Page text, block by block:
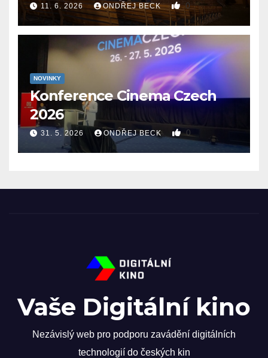
11. 6. 2026 ONDŘEJ BECK 0
NOVINKY
Konference Cinema Czech
2026
31. 5. 2026 ONDŘEJ BECK 0
Vaše Digitální kino
Nezávislý web pro podporu zavádění digitálních
technologií do českých kin